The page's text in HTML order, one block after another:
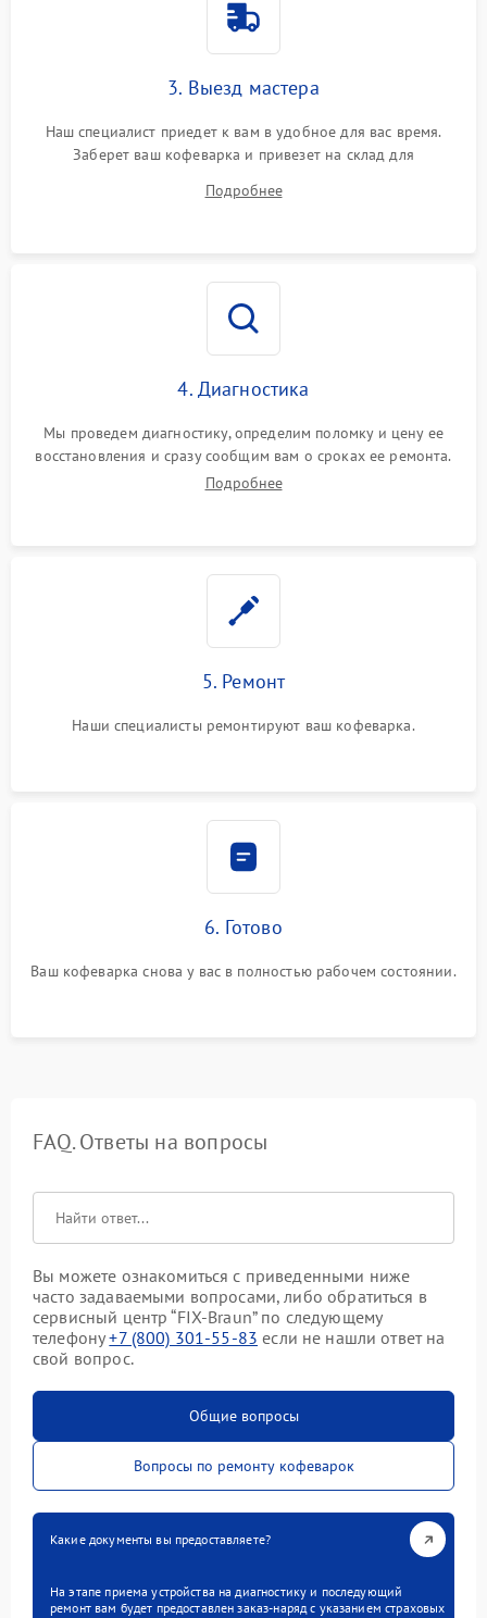
3. Выезд мастера
Наш специалист приедет к вам в удобное для вас время.
Заберет ваш кофеварка и привезет на склад для
Подробнее
4. Диагностика
Мы проведем диагностику, определим поломку и цену ее
восстановления и сразу сообщим вам о сроках ее ремонта.
Подробнее
5. Ремонт
Наши специалисты ремонтируют ваш кофеварка.
6. Готово
Ваш кофеварка снова у вас в полностью рабочем состоянии.
FAQ. Ответы на вопросы
Вы можете ознакомиться с приведенными ниже
часто задаваемыми вопросами, либо обратиться в
сервисный центр “FIX-Braun” по следующему
телефону+7 (800) 301-55-83 если не нашли ответ на
свой вопрос.
Общие вопросы
Вопросы по ремонту кофеварок
Какие документы вы предоставляете?
На этапе приема устройства на диагностику и последующий
ремонт вам будет предоставлен заказ-наряд с указанием страховых